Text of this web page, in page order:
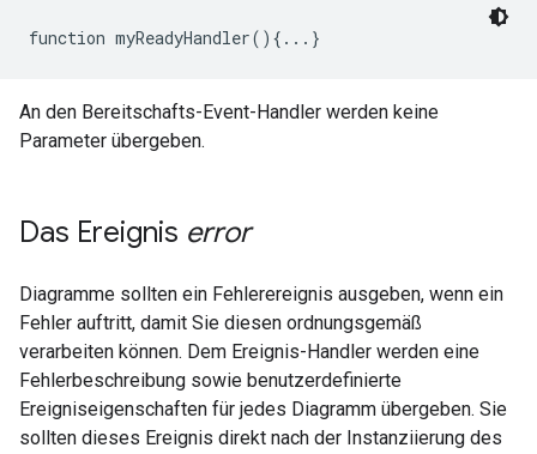
function myReadyHandler(){...}
An den Bereitschafts-Event-Handler werden keine
Parameter übergeben.
Das Ereignis error
Diagramme sollten ein Fehlerereignis ausgeben, wenn ein
Fehler auftritt, damit Sie diesen ordnungsgemäß
verarbeiten können. Dem Ereignis-Handler werden eine
Fehlerbeschreibung sowie benutzerdefinierte
Ereigniseigenschaften für jedes Diagramm übergeben. Sie
sollten dieses Ereignis direkt nach der Instanziierung des